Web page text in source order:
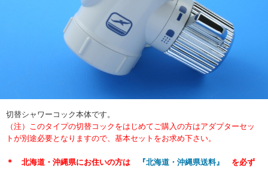
切替シャワーコック本体です。
（注）このタイプの切替コックをはじめてご購入の方はアダプターセッ
トが別途必要となりますので、基本セットをお求め下さい。
＊ 北海道・沖縄県にお住いの方は 『北海道・沖縄県送料』 を必ず